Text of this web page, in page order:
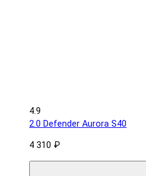
4.9
2.0 Defender Aurora S40
4 310 ₽